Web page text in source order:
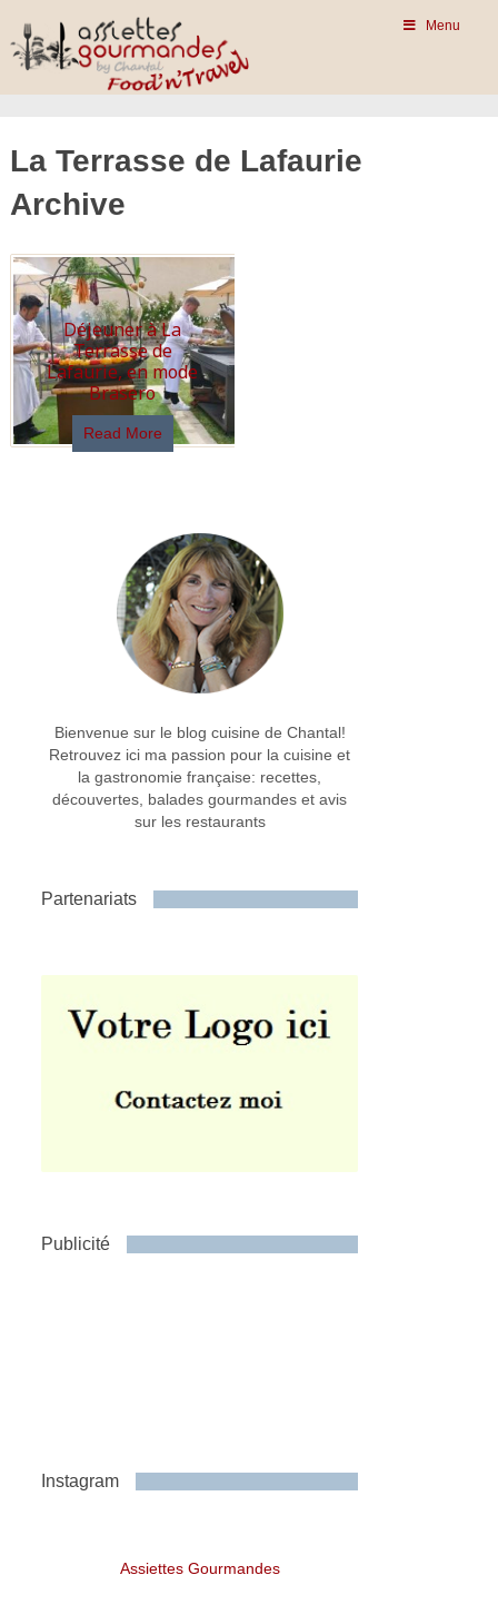
Menu
La Terrasse de Lafaurie
Archive
Déjeuner à La
Terrasse de
Lafaurie, en mode
Brasero
Read More
Bienvenue sur le blog cuisine de Chantal!
Retrouvez ici ma passion pour la cuisine et
la gastronomie française: recettes,
découvertes, balades gourmandes et avis
sur les restaurants
Partenariats
Publicité
Instagram
Assiettes Gourmandes